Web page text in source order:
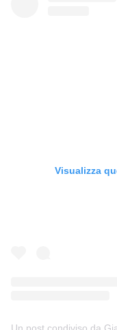
Visualizza